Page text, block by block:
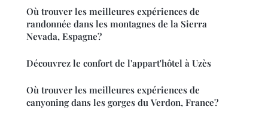
Où trouver les meilleures expériences de
randonnée dans les montagnes de la Sierra
Nevada, Espagne?
Découvrez le confort de l'appart'hôtel à Uzès
Où trouver les meilleures expériences de
canyoning dans les gorges du Verdon, France?